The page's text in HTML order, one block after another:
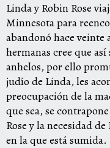
Linda y Robin Rose
Minnesota para
abandonó hace veinte
hermanas cree que
anhelos, por ello
judío de Linda, les
preocupación de la
que sea, se
Rose y la necesidad
en la que está sumida.